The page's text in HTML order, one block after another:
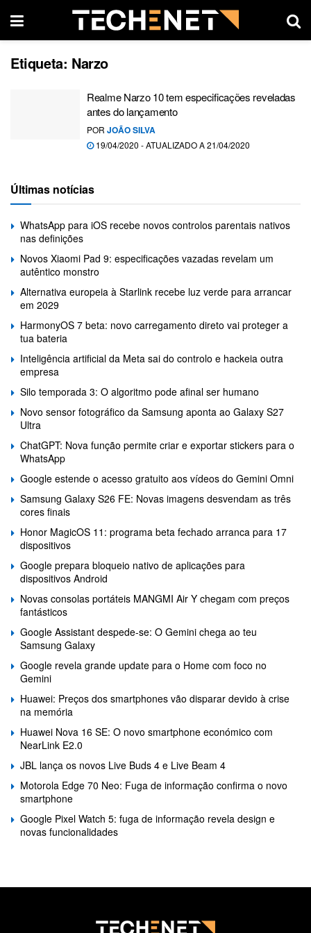
Etiqueta: Narzo
Realme Narzo 10 tem especificações reveladas
antes do lançamento
POR JOÃO SILVA
19/04/2020 - ATUALIZADO A 21/04/2020
Últimas notícias
WhatsApp para iOS recebe novos controlos parentais nativos
nas definições
Novos Xiaomi Pad 9: especificações vazadas revelam um
autêntico monstro
Alternativa europeia à Starlink recebe luz verde para arrancar
em 2029
HarmonyOS 7 beta: novo carregamento direto vai proteger a
tua bateria
Inteligência artificial da Meta sai do controlo e hackeia outra
empresa
Silo temporada 3: O algoritmo pode afinal ser humano
Novo sensor fotográfico da Samsung aponta ao Galaxy S27
Ultra
ChatGPT: Nova função permite criar e exportar stickers para o
WhatsApp
Google estende o acesso gratuito aos vídeos do Gemini Omni
Samsung Galaxy S26 FE: Novas imagens desvendam as três
cores finais
Honor MagicOS 11: programa beta fechado arranca para 17
dispositivos
Google prepara bloqueio nativo de aplicações para
dispositivos Android
Novas consolas portáteis MANGMI Air Y chegam com preços
fantásticos
Google Assistant despede-se: O Gemini chega ao teu
Samsung Galaxy
Google revela grande update para o Home com foco no
Gemini
Huawei: Preços dos smartphones vão disparar devido à crise
na memória
Huawei Nova 16 SE: O novo smartphone económico com
NearLink E2.0
JBL lança os novos Live Buds 4 e Live Beam 4
Motorola Edge 70 Neo: Fuga de informação confirma o novo
smartphone
Google Pixel Watch 5: fuga de informação revela design e
novas funcionalidades